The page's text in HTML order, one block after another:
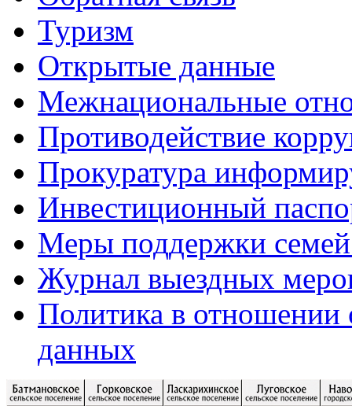
Туризм
Открытые данные
Межнациональные
Противодействие
Прокуратура
Инвестиционный
Меры поддержки
Журнал выездных
Политика в отношении
данных